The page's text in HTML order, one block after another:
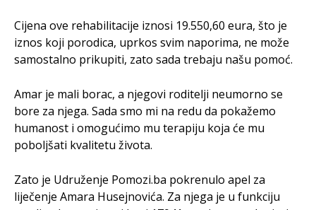
Cijena ove rehabilitacije iznosi 19.550,60 eura, što je
iznos koji porodica, uprkos svim naporima, ne može
samostalno prikupiti, zato sada trebaju našu pomoć.
Amar je mali borac, a njegovi roditelji neumorno se
bore za njega. Sada smo mi na redu da pokažemo
humanost i omogućimo mu terapiju koja će mu
poboljšati kvalitetu života.
Zato je Udruženje Pomozi.ba pokrenulo apel za
liječenje Amara Husejnovića. Za njega je u funkciju